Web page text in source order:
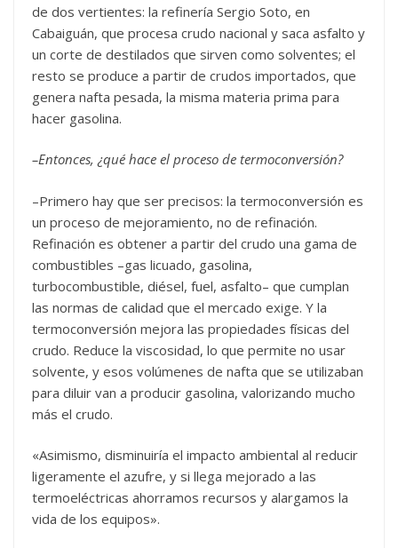
de dos vertientes: la refinería Sergio Soto, en
Cabaiguán, que procesa crudo nacional y saca asfalto y
un corte de destilados que sirven como solventes; el
resto se produce a partir de crudos importados, que
genera nafta pesada, la misma materia prima para
hacer gasolina.
–Entonces, ¿qué hace el proceso de termoconversión?
–Primero hay que ser precisos: la termoconversión es
un proceso de mejoramiento, no de refinación.
Refinación es obtener a partir del crudo una gama de
combustibles –gas licuado, gasolina,
turbocombustible, diésel, fuel, asfalto– que cumplan
las normas de calidad que el mercado exige. Y la
termoconversión mejora las propiedades físicas del
crudo. Reduce la viscosidad, lo que permite no usar
solvente, y esos volúmenes de nafta que se utilizaban
para diluir van a producir gasolina, valorizando mucho
más el crudo.
«Asimismo, disminuiría el impacto ambiental al reducir
ligeramente el azufre, y si llega mejorado a las
termoeléctricas ahorramos recursos y alargamos la
vida de los equipos».